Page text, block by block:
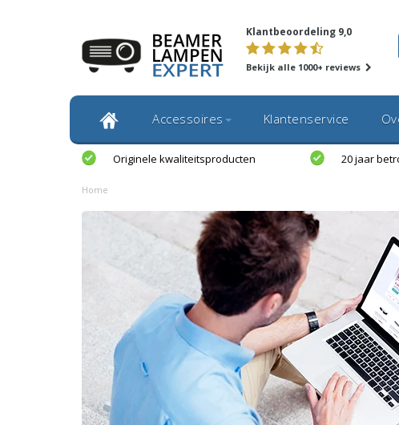
Klantbeoordeling 9,0
Bekijk alle 1000+ reviews
Accessoires Klantenservice
Originele kwaliteitsproducten 20 jaar
Home